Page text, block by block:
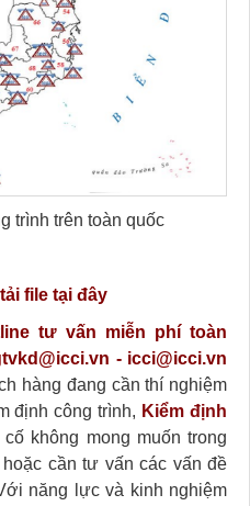
trình trên toàn quốc
tải file tại đây
tư vấn miễn phí toàn
- icci@icci.vn
hàng đang cần thí nghiệm
định công trình, Kiểm định
không mong muốn trong
cần tư vấn các vấn đề
năng lực và kinh nghiệm